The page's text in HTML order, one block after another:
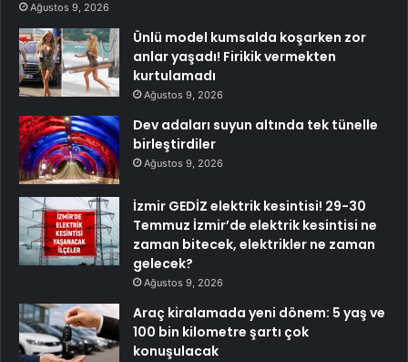
Ağustos 9, 2026
Ünlü model kumsalda koşarken zor
anlar yaşadı! Firikik vermekten
kurtulamadı
Ağustos 9, 2026
Dev adaları suyun altında tek tünelle
birleştirdiler
Ağustos 9, 2026
İzmir GEDİZ elektrik kesintisi! 29-30
Temmuz İzmir’de elektrik kesintisi ne
zaman bitecek, elektrikler ne zaman
gelecek?
Ağustos 9, 2026
Araç kiralamada yeni dönem: 5 yaş ve
100 bin kilometre şartı çok
konuşulacak